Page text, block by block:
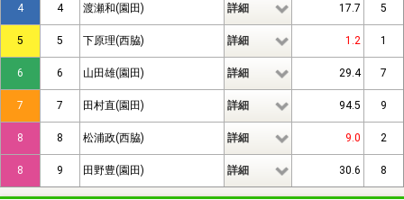
4 4 渡瀬和(園田) 詳細 17.7 5
5 5 下原理(西脇) 詳細 1.2 1
6 6 山田雄(園田) 詳細 29.4 7
7 7 田村直(園田) 詳細 94.5 9
8 8 松浦政(西脇) 詳細 9.0 2
8 9 田野豊(園田) 詳細 30.6 8